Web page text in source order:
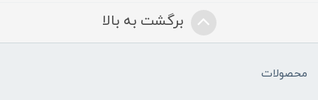
برگشت به بالا
محصولات